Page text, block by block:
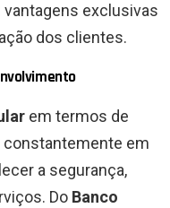
vantagens exclusivas
dos clientes.
em termos de
constantemente em
a segurança,
Do Banco